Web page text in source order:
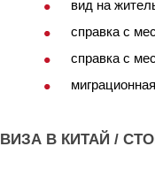
вид на
справка с
справка с
ВИЗА В КИТАЙ /